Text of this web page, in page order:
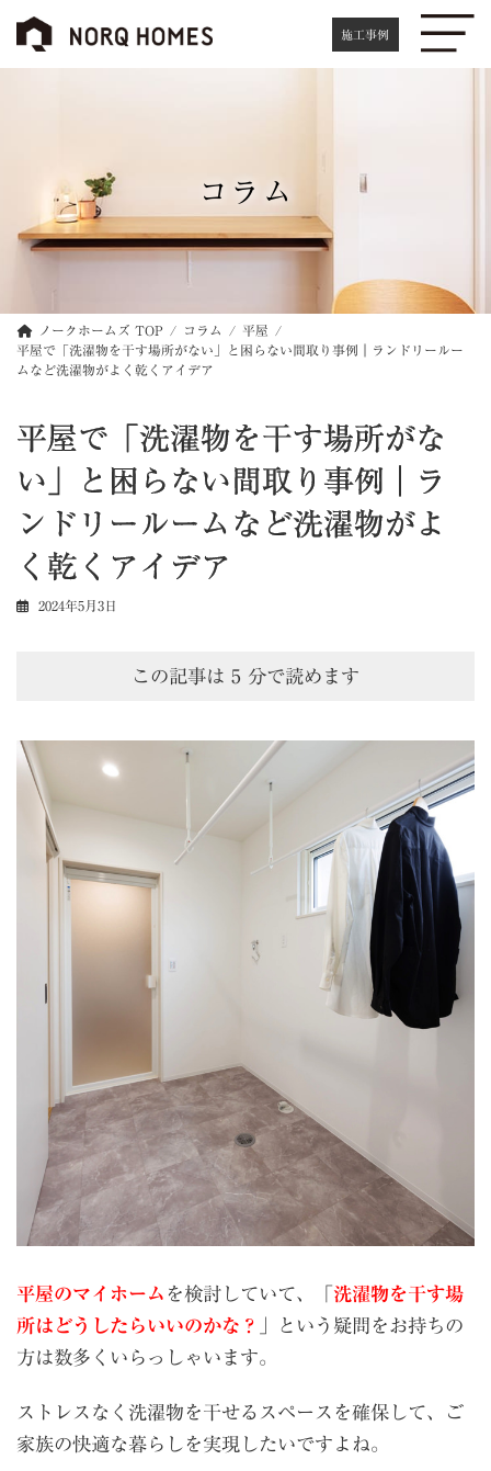
施工事例
コラム
ノークホームズ TOP コラム
平屋
平屋で「洗濯物を干す場所がない」と困らない間取り事例｜ランドリールー
ムなど洗濯物がよく乾くアイデア
平屋で「洗濯物を干す場所がな
い」と困らない間取り事例｜ラ
ンドリールームなど洗濯物がよ
く乾くアイデア
2024年5月3日
この記事は 5 分で読めます
平屋のマイホーム を検討していて、「 洗濯物を干す場
所はどうしたらいいのかな？
」という疑問をお持ちの
方は数多くいらっしゃいます。
ストレスなく洗濯物を干せるスペースを確保して、ご
家族の快適な暮らしを実現したいですよね。